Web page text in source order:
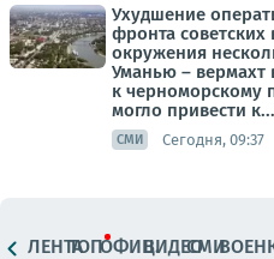
Ухудшение
фронта
окружения
Уманью –
к черноморскому
могло привести к...
СМИ Сегодня, 09:37
ЛЕНТАТОПОФИЦ.ВИДЕОСМИ